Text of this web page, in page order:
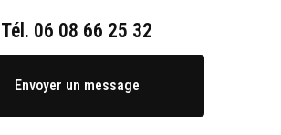
Tél. 06 08 66 25 32
Envoyer un message